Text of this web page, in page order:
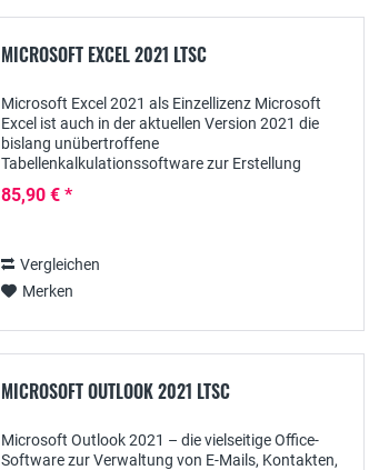
MICROSOFT EXCEL 2021 LTSC
Microsoft Excel 2021 als Einzellizenz Microsoft
Excel ist auch in der aktuellen Version 2021 die
bislang unübertroffene
Tabellenkalkulationssoftware zur Erstellung
Berechnungen, ergänzt durch...
85,90 € *
Vergleichen
Merken
MICROSOFT OUTLOOK 2021 LTSC
Microsoft Outlook 2021 – die vielseitige Office-
Software zur Verwaltung von E-Mails, Kontakten,